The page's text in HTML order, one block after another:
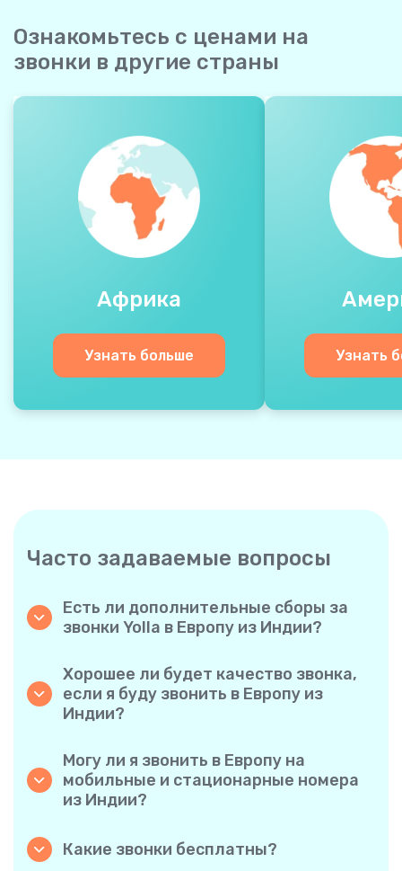
Ознакомьтесь с ценами на
звонки в другие страны
Африка
Узнать больше Узнать
Часто задаваемые вопросы
Есть ли дополнительные сборы за
звонки Yolla в Европу из Индии?
поминутной оплаты, поэтому вы платите
только за время разговора. Никаких
скрытых комиссий, обязательных
ежемесячных подписок или платы за
Хорошее ли будет качество звонка,
если я буду звонить в Европу из
Индии?
у вас будет ощущение, что вы
разговариваете с человеком в одном
городе, даже если он находится на другом
Могу ли я звонить в Европу на
мобильные и стационарные номера
из Индии?
даже многофункциональные, поэтому вы
Какие звонки бесплатны?